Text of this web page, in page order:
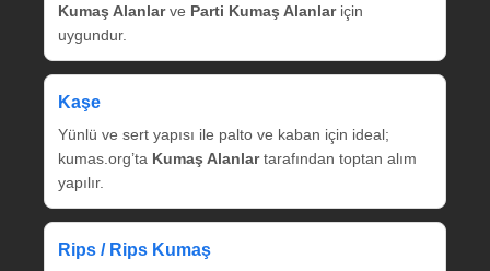
Kumaş Alanlarve Parti Kumaş Alanlariçin
uygundur.
Kaşe
Yünlü ve sert yapısı ile palto ve kaban için ideal;
kumas.org’ta Kumaş Alanlartarafından toptan alım
yapılır.
Rips / Rips Kumaş